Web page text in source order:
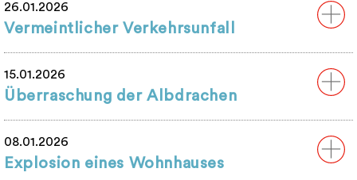
26.01.2026
Vermeintlicher Verkehrsunfall
15.01.2026
Überraschung der Albdrachen
08.01.2026
Explosion eines Wohnhauses